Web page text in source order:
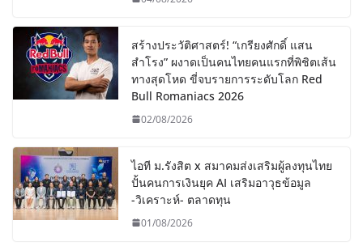
สร้างประวัติศาสตร์! “เกรียงศักดิ์ แสน
สำโรง” ผงาดเป็นคนไทยคนแรกที่พิชิตเส้น
ทางสุดโหด ขี่จบรายการระดับโลก Red
Bull Romaniacs 2026
02/08/2026
ไอที ม.รังสิต x สมาคมส่งเสริมผู้ลงทุนไทย
ปั้นคนการเงินยุค AI เสริมอาวุธข้อมูล
-วิเคราะห์- ตลาดทุน
01/08/2026